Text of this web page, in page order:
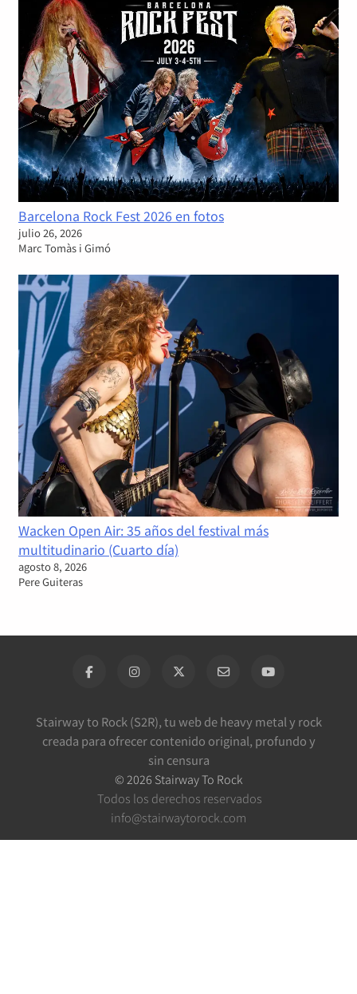
Barcelona Rock Fest 2026 en fotos
julio 26, 2026
Marc Tomàs i Gimó
Wacken Open Air: 35 años del festival más
multitudinario (Cuarto día)
agosto 8, 2026
Pere Guiteras
Stairway to Rock (S2R), tu web de heavy metal y rock
creada para ofrecer contenido original, profundo y
sin censura
©2026 Stairway To Rock
Todos los derechos reservados
info@stairwaytorock.com